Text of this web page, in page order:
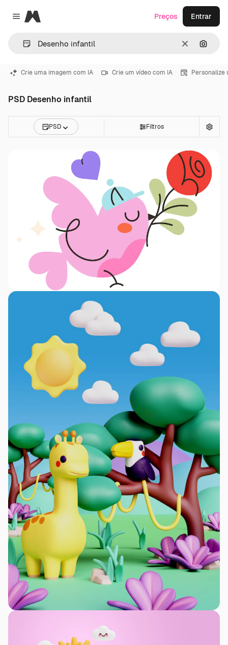
Close menu
Magnific
Limpar
Preços Entrar
Crie uma imagem com IA Crie um vídeo com IA Personalize
PSD Desenho infantil
PSD Filtros